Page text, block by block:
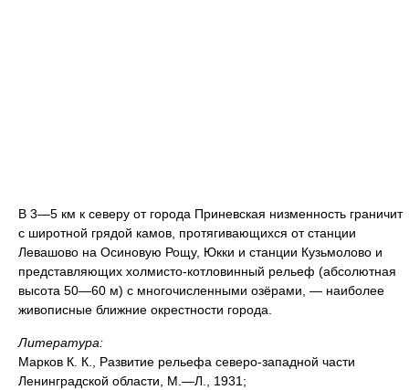
В 3—5 км к северу от города Приневская низменность граничит
с широтной грядой камов, протягивающихся от станции
Левашово на Осиновую Рощу, Юкки и станции Кузьмолово и
представляющих холмисто-котловинный рельеф (абсолютная
высота 50—60 м) с многочисленными озёрами, — наиболее
живописные ближние окрестности города.
Литература:
Марков К. К., Развитие рельефа северо-западной части
Ленинградской области, М.—Л., 1931;